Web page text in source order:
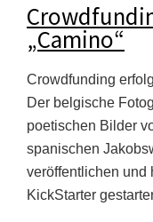
„Camino“
Crowdfunding
Der belgische
poetischen Bilder
spanischen
veröffentlichen und
KickStarter